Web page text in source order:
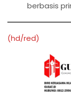
berbasis
(hd/red)